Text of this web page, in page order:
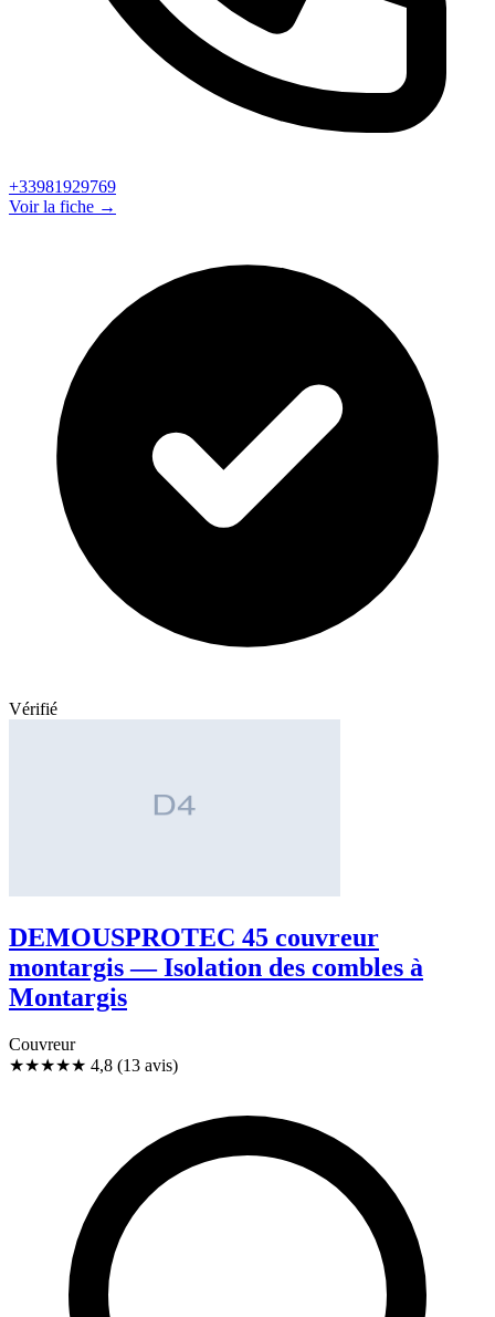
+33981929769
Voir la fiche →
Vérifié
DEMOUSPROTEC 45 couvreur
montargis — Isolation des combles à
Montargis
Couvreur
★★★★★ 4,8 (13 avis)